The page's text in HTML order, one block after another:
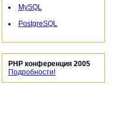
MySQL
PostgreSQL
PHP конференция 2005
Подробности!